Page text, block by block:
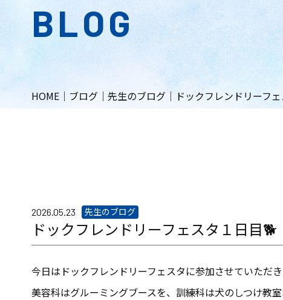
BLOG
HOME ｜ ブログ ｜ 先生のブログ ｜ ドックフレンドリーフ
2026.05.23 先生のブログ
ドックフレンドリーフェスタ１日目🐕
今日はドックフレンドリーフェスタに参加させていただ
美容科はグルーミングブースを、訓練科は犬のしつけ教